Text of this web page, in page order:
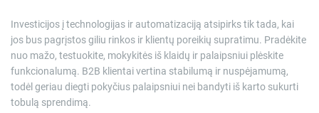
Investicijos į technologijas ir automatizaciją atsipirks tik tada, kai
jos bus pagrįstos giliu rinkos ir klientų poreikių supratimu. Pradėkite
nuo mažo, testuokite, mokykitės iš klaidų ir palaipsniui plėskite
funkcionalumą. B2B klientai vertina stabilumą ir nuspėjamumą,
todėl geriau diegti pokyčius palaipsniui nei bandyti iš karto sukurti
tobulą sprendimą.